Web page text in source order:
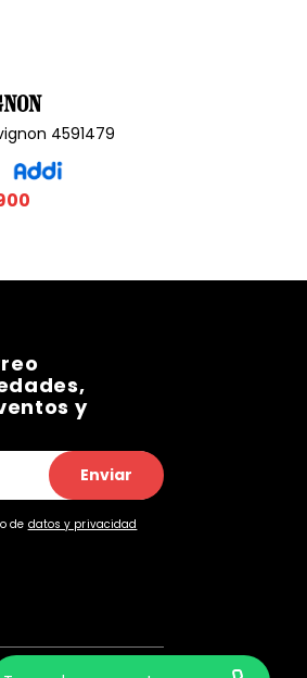
4591479
y
Enviar
de datos y privacidad